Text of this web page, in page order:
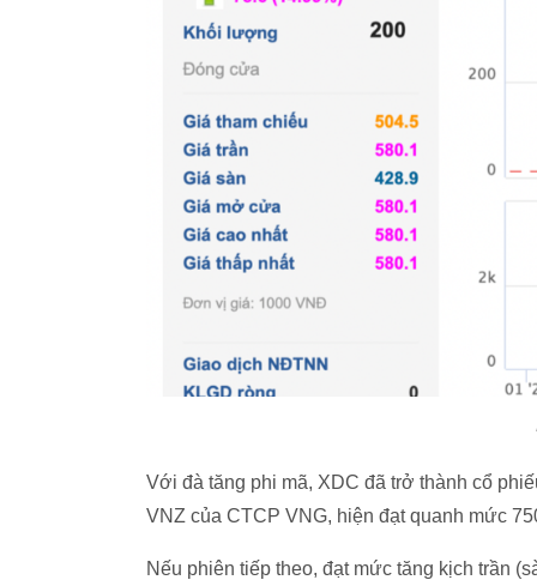
Với đà tăng phi mã, XDC đã trở thành cổ
VNZ của CTCP VNG, hiện đạt quanh mức
Nếu phiên tiếp theo, đạt mức tăng kịch trần